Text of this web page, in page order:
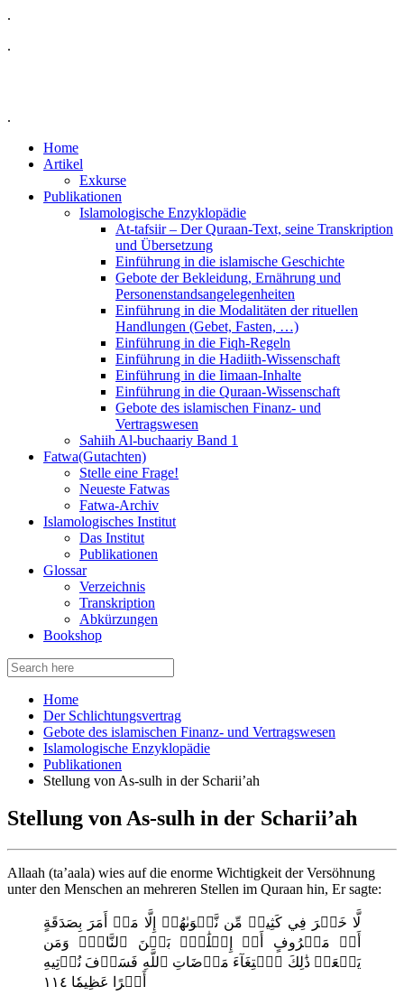
.
.
.
Home
Artikel
Exkurse
Publikationen
Islamologische Enzyklopädie
At-tafsiir – Der Quraan-Text, seine Transkription
und Übersetzung
Einführung in die islamische Geschichte
Gebote der Bekleidung, Ernährung und
Personenstandsangelegenheiten
Einführung in die Modalitäten der rituellen
Handlungen (Gebet, Fasten, …)
Einführung in die Fiqh-Regeln
Einführung in die Hadiith-Wissenschaft
Einführung in die Iimaan-Inhalte
Einführung in die Quraan-Wissenschaft
Gebote des islamischen Finanz- und
Vertragswesen
Sahiih Al-buchaariy Band 1
Fatwa(Gutachten)
Stelle eine Frage!
Neueste Fatwas
Fatwa-Archiv
Islamologisches Institut
Das Institut
Publikationen
Glossar
Verzeichnis
Transkription
Abkürzungen
Bookshop
Search
for:
Home
Der Schlichtungsvertrag
Gebote des islamischen Finanz- und Vertragswesen
Islamologische Enzyklopädie
Publikationen
Stellung von As-sulh in der Scharii’ah
Stellung von As-sulh in der Scharii’ah
Allaah (ta’aala) wies auf die enorme Wichtigkeit der Versöhnung
unter den Menschen an mehreren Stellen im Quraan hin, Er sagte:
لَّا خَيۡرَ فِي كَثِيرٖ مِّن نَّجۡوَىٰهُمۡ إِلَّا مَنۡ أَمَرَ بِصَدَقَةٍ
أَوۡ مَعۡرُوفٍ أَوۡ إِصۡلَٰحِۢ بَيۡنَ ٱلنَّاسِۚ وَمَن
يَفۡعَلۡ ذَٰلِكَ ٱبۡتِغَآءَ مَرۡضَاتِ ٱللَّهِ فَسَوۡفَ نُؤۡتِيهِ
أَجۡرًا عَظِيمٗا ١١٤